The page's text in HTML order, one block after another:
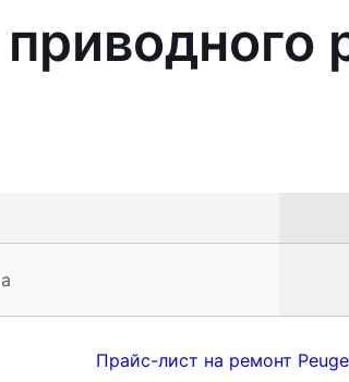
Прайс-лист на ремонт